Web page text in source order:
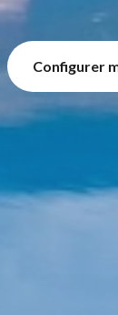
Configurer